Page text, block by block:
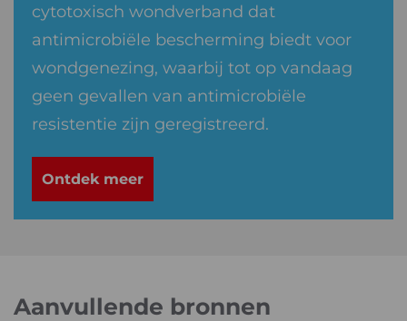
cytotoxisch wondverband dat
antimicrobiële bescherming biedt voor
wondgenezing, waarbij tot op vandaag
geen gevallen van antimicrobiële
resistentie zijn geregistreerd.
Ontdek meer
Aanvullende bronnen